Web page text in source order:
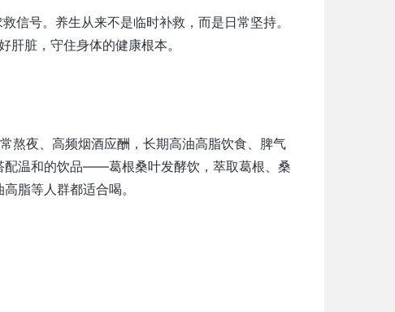
信号。养生从来不是临时补救，而是日常坚持。
脏，守住身体的健康根本。
熬夜、高频烟酒应酬，长期高油高脂饮食、脾气
配温和的饮品——葛根桑叶发酵饮，萃取葛根、桑
脂等人群都适合喝。